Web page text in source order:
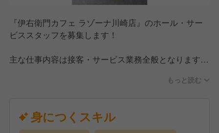
『伊右衛門カフェ ラゾーナ川崎店』のホール・サー
ビススタッフを募集します！
主な仕事内容は接客・サービス業務全般となります。
■オーダーテイク
■ドリンク製造
もっと読む
身につくスキル